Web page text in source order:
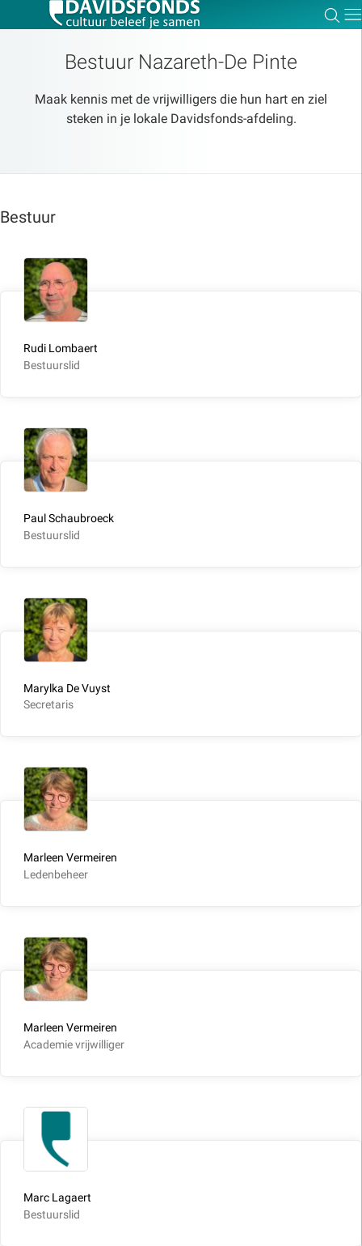
Bestuur Nazareth-De Pinte
Maak kennis met de vrijwilligers die hun hart en ziel
steken in je lokale Davidsfonds-afdeling.
Bestuur
Rudi Lombaert
Bestuurslid
Paul Schaubroeck
Bestuurslid
Marylka De Vuyst
Secretaris
Marleen Vermeiren
Ledenbeheer
Marleen Vermeiren
Academie vrijwilliger
Marc Lagaert
Bestuurslid
Zoeken